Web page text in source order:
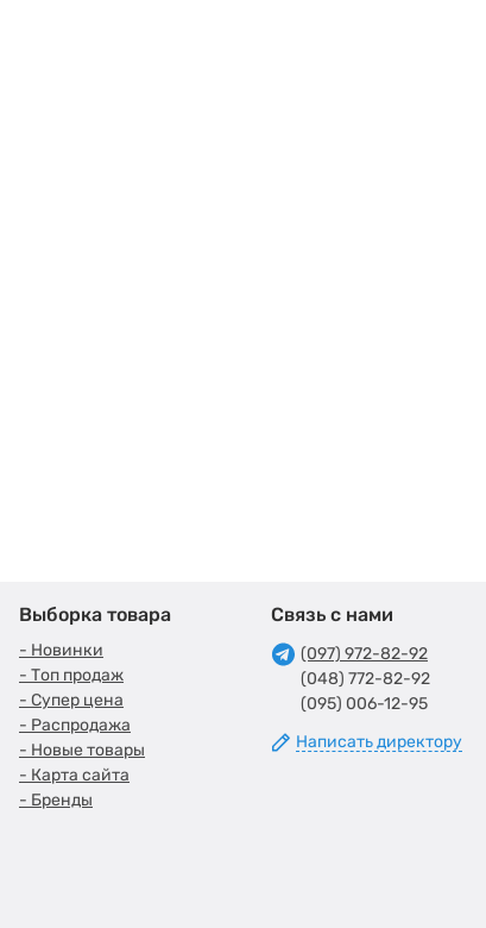
Выборка товара
- Новинки
- Топ продаж
- Супер цена
- Распродажа
- Новые товары
- Карта сайта
- Бренды
Связь с нами
(097) 972-82-92
(048) 772-82-92
(095) 006-12-95
Написать директору